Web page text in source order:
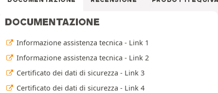
DOCUMENTAZIONE
Informazione assistenza tecnica - Link 1
Informazione assistenza tecnica - Link 2
Certificato dei dati di sicurezza - Link 3
Certificato dei dati di sicurezza - Link 4